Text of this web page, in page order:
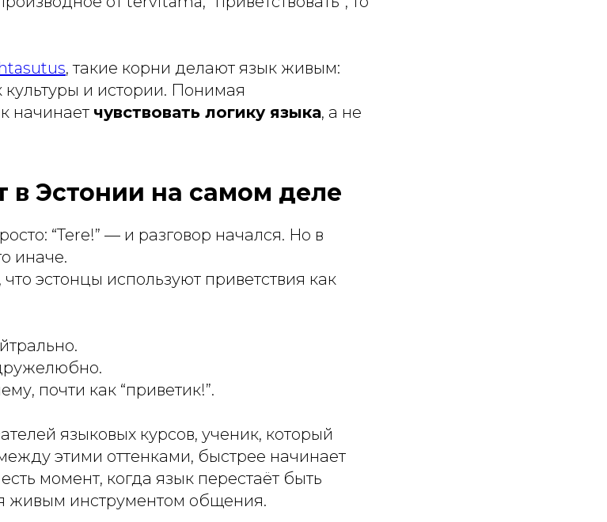
, такие корни делают язык живым:
и истории. Понимая
начинает чувствовать логику языка, а не
в Эстонии на самом деле
“Tere!” — и разговор начался. Но в
иначе.
эстонцы используют приветствия как
почти как “приветик!”.
языковых курсов, ученик, который
этими оттенками, быстрее начинает
момент, когда язык перестаёт быть
живым инструментом общения.